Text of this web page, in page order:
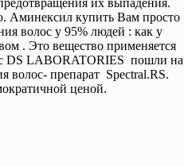
их выпадения.
. Аминексил купить Вам просто
волос у 95% людей : как у
. Это вещество применяется
DS LABORATORIES пошли на
волос- препарат Spectral.RS.
ценой.